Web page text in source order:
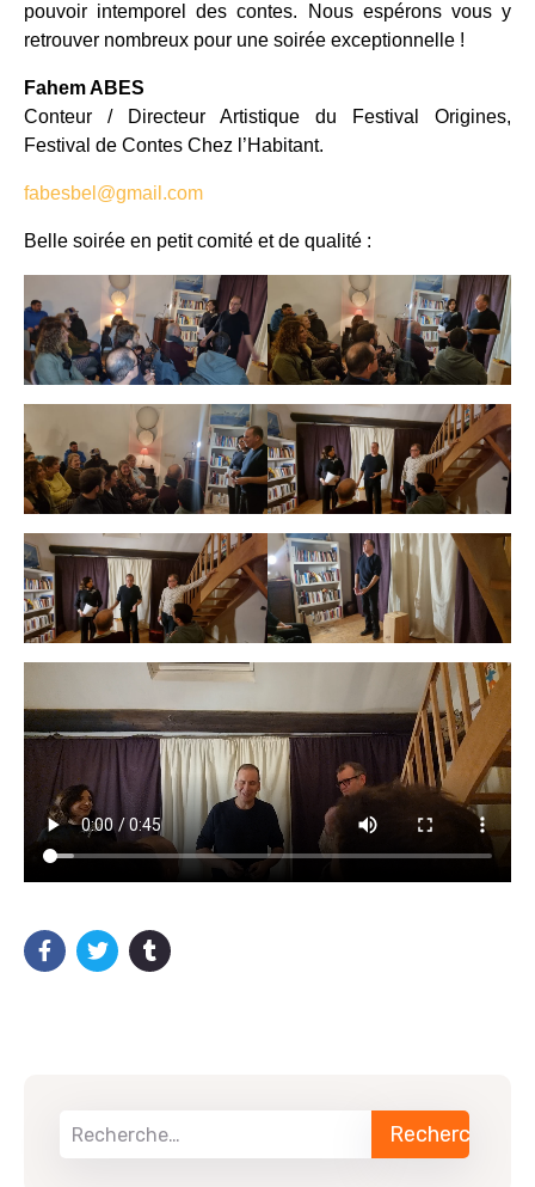
pouvoir intemporel des contes. Nous espérons vous y
retrouver nombreux pour une soirée exceptionnelle !
Fahem ABES
Conteur / Directeur Artistique du Festival Origines,
Festival de Contes Chez l’Habitant.
fabesbel@gmail.com
Belle soirée en petit comité et de qualité :